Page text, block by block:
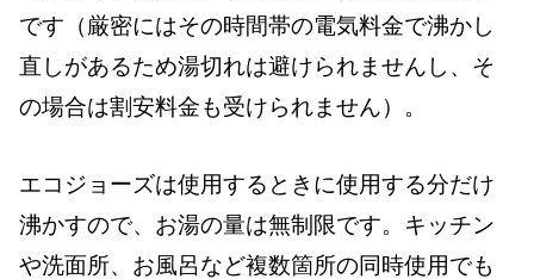
です（厳密にはその時間帯の電気料金で沸かし
直しがあるため湯切れは避けられませんし、そ
の場合は割安料金も受けられません）。
エコジョーズは使用するときに使用する分だけ
沸かすので、お湯の量は無制限です。キッチン
や洗面所、お風呂など複数箇所の同時使用でも